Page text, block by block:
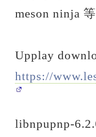
meson ninja
Upplay
https://
libnpupnp-